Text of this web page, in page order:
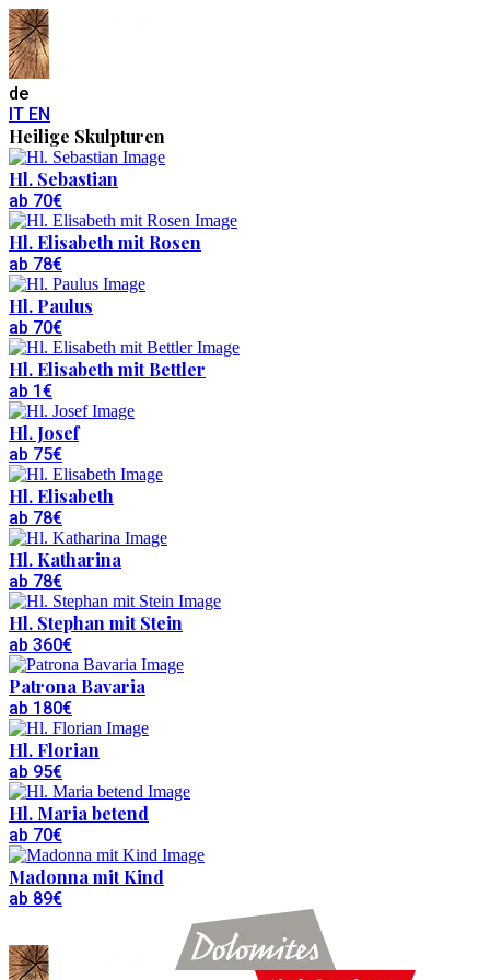
de
IT EN
Heilige Skulpturen
Hl. Sebastian
ab 70€
Hl. Elisabeth mit Rosen
ab 78€
Hl. Paulus
ab 70€
Hl. Elisabeth mit Bettler
ab 1€
Hl. Josef
ab 75€
Hl. Elisabeth
ab 78€
Hl. Katharina
ab 78€
Hl. Stephan mit Stein
ab 360€
Patrona Bavaria
ab 180€
Hl. Florian
ab 95€
Hl. Maria betend
ab 70€
Madonna mit Kind
ab 89€